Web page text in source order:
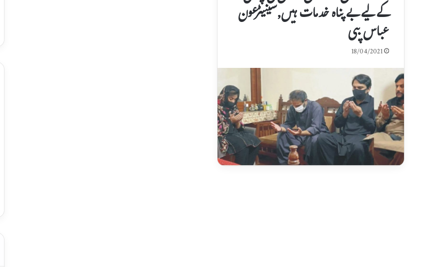
کے لیے بے پناہ خدمات ہیں,سینیٹرعون
عباس بپی
18/04/2021